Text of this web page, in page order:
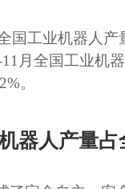
国工业机器人产
月全国工业机
。
器人产量